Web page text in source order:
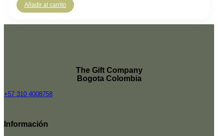
Añadir al carrito
The Gift Company
Bogota Colombia
+57 310 4008758
Rated
Información